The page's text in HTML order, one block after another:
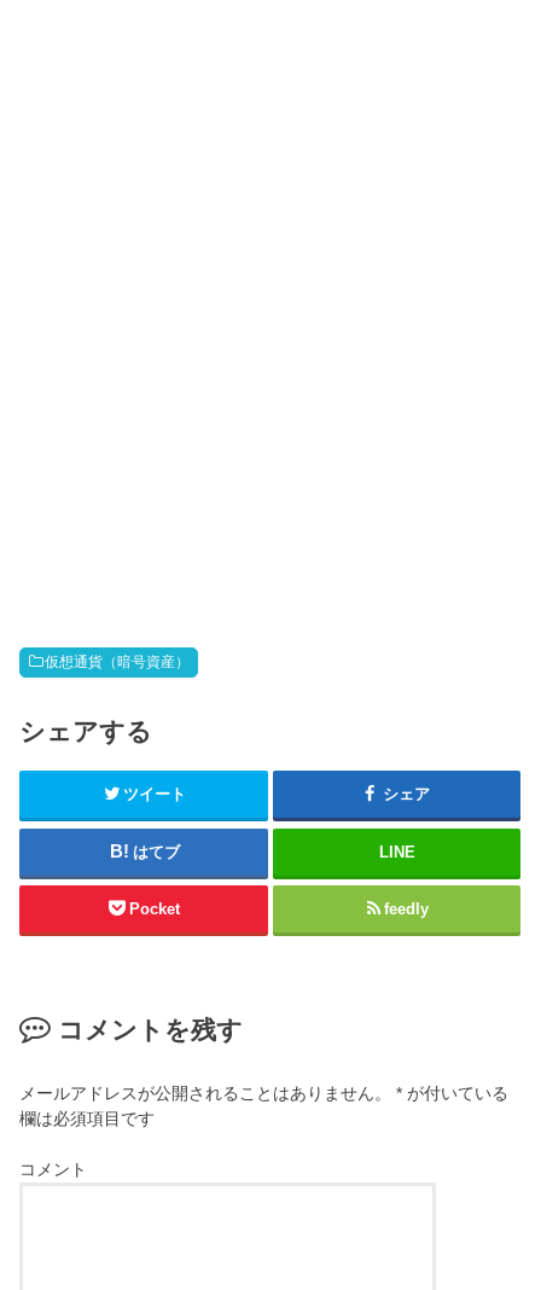
仮想通貨（暗号資産）
シェアする
ツイート シェア
はてブ LINE
Pocket feedly
コメントを残す
メールアドレスが公開されることはありません。 * が付いている
欄は必須項目です
コメント